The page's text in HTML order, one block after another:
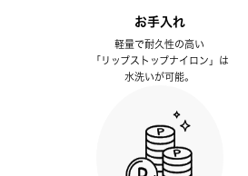
お手入れ
軽量で耐久性の高い
「リップストップナイロン」は
水洗いが可能。